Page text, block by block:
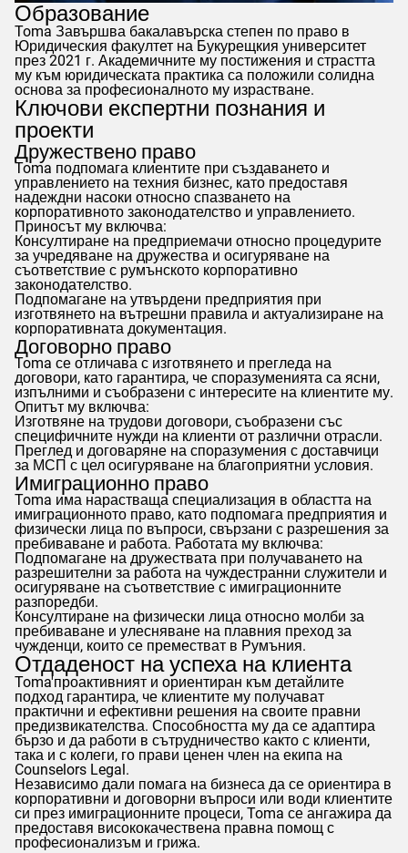
Образование
Toma Завършва бакалавърска степен по право в
Юридическия факултет на Букурещкия университет
през 2021 г. Академичните му постижения и страстта
му към юридическата практика са положили солидна
основа за професионалното му израстване.
Ключови експертни познания и
проекти
Дружествено право
Toma подпомага клиентите при създаването и
управлението на техния бизнес, като предоставя
надеждни насоки относно спазването на
корпоративното законодателство и управлението.
Приносът му включва:
Консултиране на предприемачи относно процедурите
за учредяване на дружества и осигуряване на
съответствие с румънското корпоративно
законодателство.
Подпомагане на утвърдени предприятия при
изготвянето на вътрешни правила и актуализиране на
корпоративната документация.
Договорно право
Toma се отличава с изготвянето и прегледа на
договори, като гарантира, че споразуменията са ясни,
изпълними и съобразени с интересите на клиентите му.
Опитът му включва:
Изготвяне на трудови договори, съобразени със
специфичните нужди на клиенти от различни отрасли.
Преглед и договаряне на споразумения с доставчици
за МСП с цел осигуряване на благоприятни условия.
Имиграционно право
Toma има нарастваща специализация в областта на
имиграционното право, като подпомага предприятия и
физически лица по въпроси, свързани с разрешения за
пребиваване и работа. Работата му включва:
Подпомагане на дружествата при получаването на
разрешителни за работа на чуждестранни служители и
осигуряване на съответствие с имиграционните
разпоредби.
Консултиране на физически лица относно молби за
пребиваване и улесняване на плавния преход за
чужденци, които се преместват в Румъния.
Отдаденост на успеха на клиента
Toma'проактивният и ориентиран към детайлите
подход гарантира, че клиентите му получават
практични и ефективни решения на своите правни
предизвикателства. Способността му да се адаптира
бързо и да работи в сътрудничество както с клиенти,
така и с колеги, го прави ценен член на екипа на
Counselors Legal.
Независимо дали помага на бизнеса да се ориентира в
корпоративни и договорни въпроси или води клиентите
си през имиграционните процеси, Toma се ангажира да
предоставя висококачествена правна помощ с
професионализъм и грижа.